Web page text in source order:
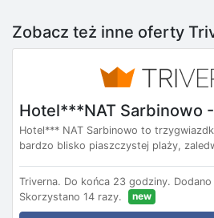
Zobacz też inne oferty
Hotel***NAT Sarbinowo -
Hotel*** NAT Sarbinowo to
bardzo blisko piaszczystej plaży,
Triverna. Do końca 23 godziny.
Skorzystano 14 razy.
new